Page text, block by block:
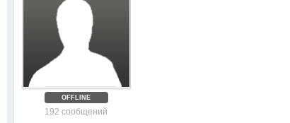
OFFLINE
192 сообщений